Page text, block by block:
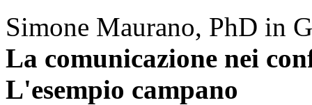
Simone Maurano, PhD in
La comunicazione nei
L'esempio campano